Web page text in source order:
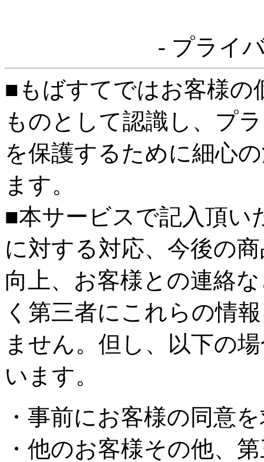
- プライ
■もばすてではお客様の
ものとして認識し、プ
を保護するために細心
ます。
■本サービスで記入頂い
に対する対応、今後の
向上、お客様との連絡
く第三者にこれらの情
ません。但し、以下の
います。
・事前にお客様の同意
・他のお客様その他、